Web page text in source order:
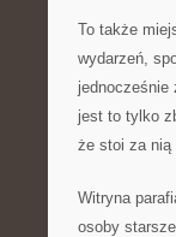
To także
wydarzeń,
jednocześnie
jest to tylko
że stoi za nią
Witryna
osoby